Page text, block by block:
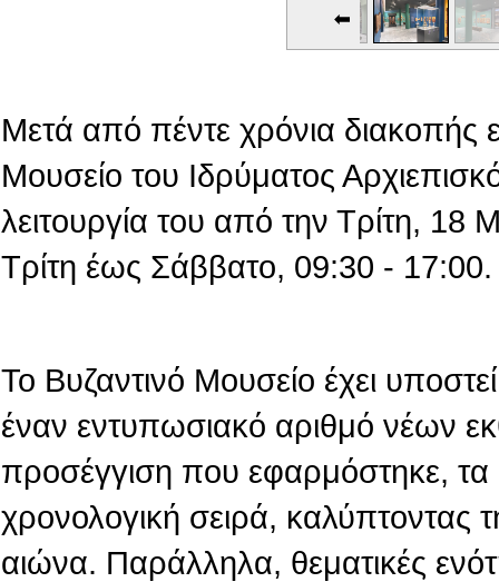
Μετά από πέντε χρόνια διακοπής
Μουσείο του Ιδρύματος
λειτουργία του από την Τρίτη,
Τρίτη έως Σάββατο, 09:30 - 17:00.
Το Βυζαντινό Μουσείο έχει υποστεί
έναν εντυπωσιακό αριθμό νέων
προσέγγιση που εφαρμόστηκε, τα
χρονολογική σειρά, καλύπτοντας
αιώνα. Παράλληλα, θεματικές